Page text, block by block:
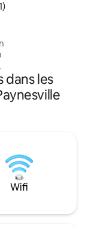
moyenne sur la
dans les
Wifi